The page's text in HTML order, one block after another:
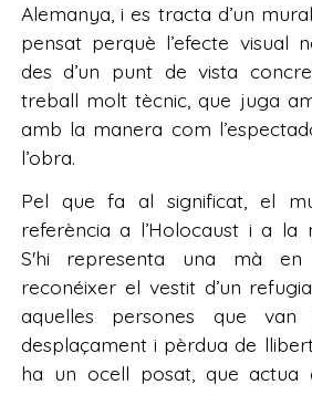
Alemanya, i es tracta d’un
pensat perquè l’efecte visual
des d’un punt de vista
treball molt tècnic, que juga
amb la manera com
l’obra.
Pel que fa al significat, el
referència a l’Holocaust i a la
S'hi representa una mà
reconéixer el vestit d’un
aquelles persones que van
desplaçament i pèrdua de
ha un ocell posat, que actua